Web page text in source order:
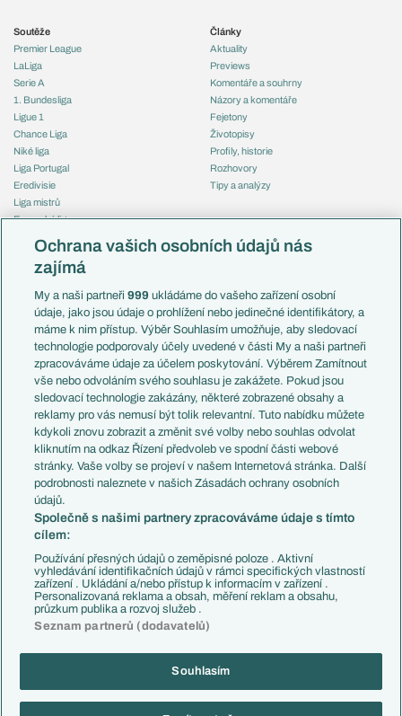
Soutěže
Premier League
LaLiga
Serie A
1. Bundesliga
Ligue 1
Chance Liga
Niké liga
Liga Portugal
Eredivisie
Liga mistrů
Evropská liga
Mistrovství světa
Liga národů
Témata
Představení týmů MS
EuroSkauting
PL v kostce
Evropské koeficienty
Přestupy
Přestupové spekulace
Zranění
Kluby
Arsenal FC
Chelsea FC
Manchester United
AC Milán
Juventus FC
Bayern Mnichov
FC Barcelona
Real Madrid
Články
Aktuality
Previews
Komentáře a souhrny
Názory a komentáře
Fejetony
Životopisy
Profily, historie
Rozhovory
Tipy a analýzy
Česko
Francie
Itálie
Německo
Španělsko
Argentina
Brazílie
Přestupy
Zápasy
Livescore
Tipovací soutěž
Copyright © 2001-2026 EuroFotbal.cz. Využíváme zpravodajství ČTK.
Informace o zpracování osobních údajů
Ochrana vašich osobních údajů nás
zajímá
My a naši partneři999 ukládáme do vašeho zařízení osobní
údaje, jako jsou údaje o prohlížení nebo jedinečné identifikátory, a
máme k nim přístup. Výběr Souhlasím umožňuje, aby sledovací
technologie podporovaly účely uvedené v části My a naši partneři
zpracováváme údaje za účelem poskytování. Výběrem Zamítnout
vše nebo odvoláním svého souhlasu je zakážete. Pokud jsou
sledovací technologie zakázány, některé zobrazené obsahy a
reklamy pro vás nemusí být tolik relevantní. Tuto nabídku můžete
kdykoli znovu zobrazit a změnit své volby nebo souhlas odvolat
kliknutím na odkaz Řízení předvoleb ve spodní části webové
stránky. Vaše volby se projeví v našem Internetová stránka. Další
podrobnosti naleznete v našich Zásadách ochrany osobních
údajů.
Společně s našimi partnery zpracováváme údaje s tímto
cílem:
Používání přesných údajů o zeměpisné poloze . Aktivní
vyhledávání identifikačních údajů v rámci specifických vlastností
zařízení . Ukládání a/nebo přístup k informacím v zařízení .
Personalizovaná reklama a obsah, měření reklam a obsahu,
průzkum publika a rozvoj služeb .
Seznam partnerů (dodavatelů)
Souhlasím